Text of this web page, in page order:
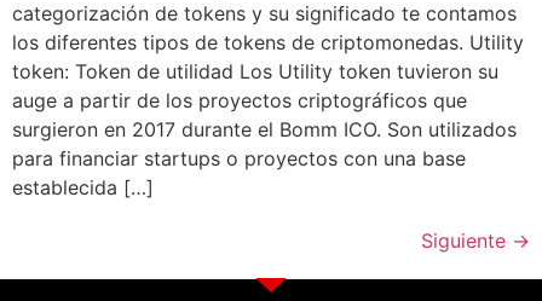
categorización de tokens y su significado te contamos
los diferentes tipos de tokens de criptomonedas. Utility
token: Token de utilidad Los Utility token tuvieron su
auge a partir de los proyectos criptográficos que
surgieron en 2017 durante el Bomm ICO. Son utilizados
para financiar startups o proyectos con una base
establecida […]
Siguiente →